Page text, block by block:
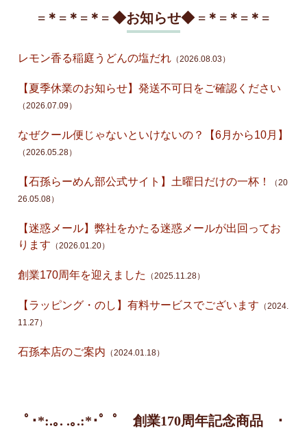
=＊=＊=＊= ◆お知らせ◆ =＊=＊=＊=
レモン香る稲庭うどんの塩だれ （2026.08.03）
【夏季休業のお知らせ】発送不可日をご確認ください
（2026.07.09）
なぜクール便じゃないといけないの？【6月から10月】
（2026.05.28）
【石孫らーめん部公式サイト】土曜日だけの一杯！
（20
26.05.08）
【迷惑メール】弊社をかたる迷惑メールが出回ってお
ります （2026.01.20）
創業170周年を迎えました （2025.11.28）
【ラッピング・のし】有料サービスでございます （2024.
11.27）
石孫本店のご案内 （2024.01.18）
ﾟ･*:.｡. .｡.:*･゜ﾟ 創業170周年記念商品 ･